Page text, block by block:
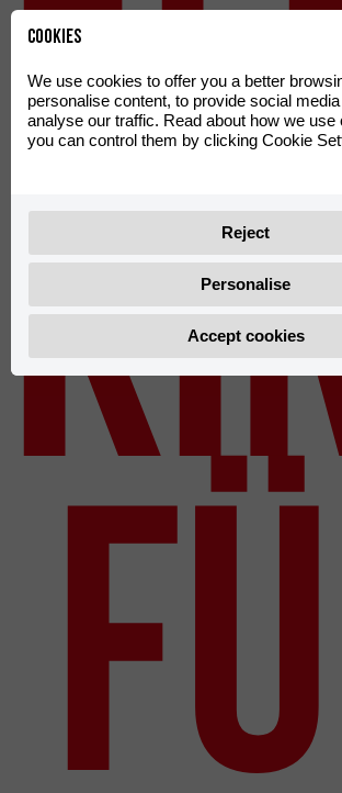
Cookies
We use cookies to offer you a better
personalise content, to provide social
analyse our traffic. Read about how we use
you can control them by clicking Cookie
Reject
Personalise
Accept cookies